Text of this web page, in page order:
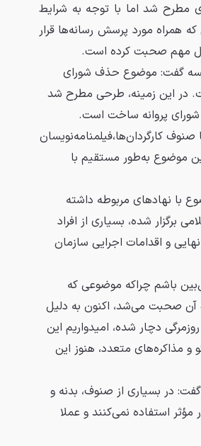
مطرح شد اما با توجه به شرایط
همراه مورد پرسش رسانه‌ها قرار
مهم صحبت کرده است.
گفت: موضوع حذف شورای
در این زمینه، طرحی مطرح شد
پروانه ساخت است.
کارگردان‌ها،فیلمنامه‌نویسان
موضوع به‌طور مستقیم با
با نهادهای مربوطه داشته
برگزار شده، بسیاری از افراد
و اقدامات اجرایی سازمان
باشم چراکه موضوعی که
آن صحبت می‌شد، اکنون به دلیل
دچار شده، امیدواریم این
مذاکره‌های متعدد، هنوز این
در بسیاری از صنوف، بدنه و
استفاده نمی‌کنند و عملا